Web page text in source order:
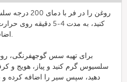
روغن را در فر
کنید، به مدت 4-5
اضافه کنید. بگذارید کاملاً خنک شود.
دهید، سپس سیر را اضافه کرده و